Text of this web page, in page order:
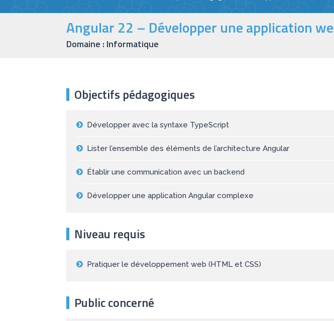
Angular 22 – Développer une application
Domaine : Informatique
Objectifs pédagogiques
Développer avec la syntaxe TypeScript
Lister l’ensemble des éléments de l’architecture Angular
Établir une communication avec un backend
Développer une application Angular complexe
Niveau requis
Pratiquer le développement web (HTML et CSS)
Public concerné